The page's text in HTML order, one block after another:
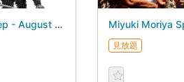
blacksheep - August 16, 2026 -
見放題